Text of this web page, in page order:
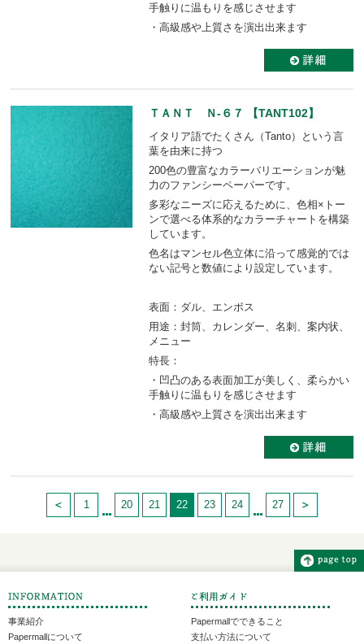
手触りに温もりを感じさせます
・高級感や上質さを演出出来ます
ＴＡＮＴ Ｎ-６７ 【TANT102】
イタリア語でたくさん（Tanto）という言
葉を由来に持つ
200色の豊富なカラーバリエーションが魅
力のファンシーペーパーです。
多彩なニーズに応えるために、色相×トー
ンで選べる体系的なカラーチャートを構築
しています。
色名はマンセル色立体に沿って感覚的では
ない記号と数値により設定しています。
表面：ダル、エンボス
用途：封筒、カレンダー、名刺、案内状、
メニュー
特長：
・凹凸のある表面加工が美しく、柔らかい
手触りに温もりを感じさせます
・高級感や上質さを演出出来ます
1 20 21 22 23 24 27
事業紹介
Papermallについて
Papermallでできること
支払い方法について